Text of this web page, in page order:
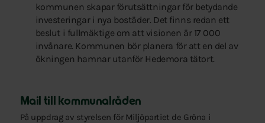
kommunen skapar förutsättningar för betydande
investeringar i nya bostäder. Det finns redan ett
beslut i fullmäktige om att visionen är 17 000
invånare. Kommunen bör planera för att en del av
ökningen hamnar utanför Hedemora tätort.
Mail till kommunalråden
På uppdrag av styrelsen för Miljöpartiet de Gröna i